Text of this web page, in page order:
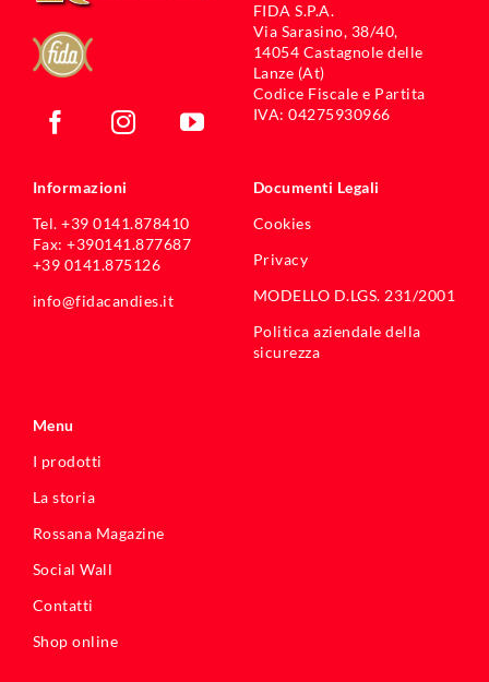
FIDA S.P.A.
Via Sarasino, 38/40,
14054 Castagnole delle
Lanze (At)
Codice Fiscale e Partita
IVA: 04275930966
Informazioni
Tel. +39 0141.878410
Fax: +390141.877687
+39 0141.875126
info@fidacandies.it
Documenti Legali
Cookies
Privacy
MODELLO D.LGS. 231/2001
Politica aziendale della
sicurezza
Menu
I prodotti
La storia
Rossana Magazine
Social Wall
Contatti
Shop online